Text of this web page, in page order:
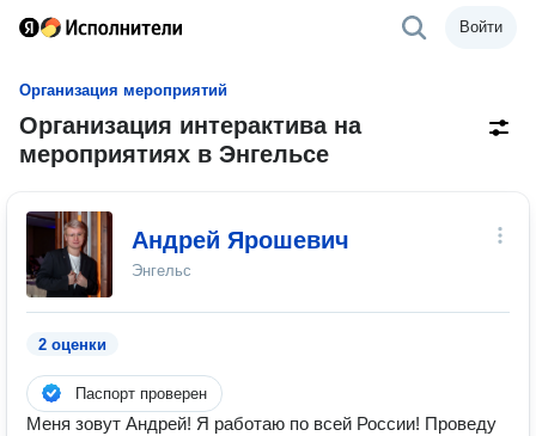
Войти
Организация мероприятий
Организация интерактива на
мероприятиях в Энгельсе
Андрей Ярошевич
Энгельс
2 оценки
Паспорт проверен
Меня зовут Андрей! Я работаю по всей России! Проведу